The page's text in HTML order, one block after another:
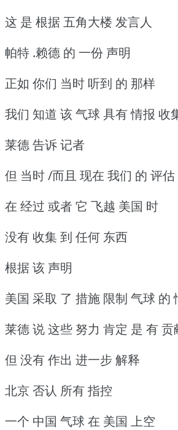
这 是 根据 五角大楼 发言人
帕特 .赖德 的 一份 声明
正如 你们 当时 听到 的 那样
我们 知道 该 气球 具有 情报 收
莱德 告诉 记者
但 当时 /而且 现在 我们 的 评估
在 经过 或者 它 飞越 美国 时
没有 收集 到 任何 东西
根据 该 声明
美国 采取 了 措施 限制 气球 的
莱德 说 这些 努力 肯定 是 有 贡
但 没有 作出 进一步 解释
北京 否认 所有 指控
一个 中国 气球 在 美国 上空